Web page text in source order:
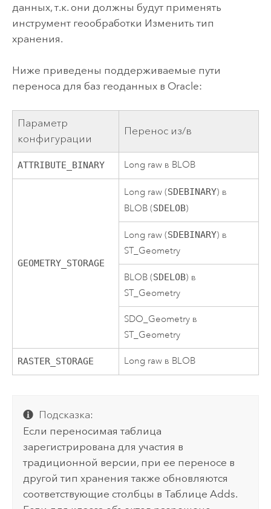
данных, т.к. они должны будут применять
инструмент геообработки Изменить тип
хранения.
Ниже приведены поддерживаемые пути
переноса для баз геоданных в Oracle:
Параметр
конфигурации
Перенос из/в
ATTRIBUTE_BINARY Long raw в BLOB
GEOMETRY_STORAGE
Long raw (SDEBINARY) в
BLOB (SDELOB)
Long raw (SDEBINARY) в
ST_Geometry
BLOB (SDELOB) в
ST_Geometry
SDO_Geometry в
ST_Geometry
RASTER_STORAGE Long raw в BLOB
Подсказка:
Если переносимая таблица
зарегистрирована для участия в
традиционной версии, при ее переносе в
другой тип хранения также обновляются
соответствующие столбцы в Таблице Adds.